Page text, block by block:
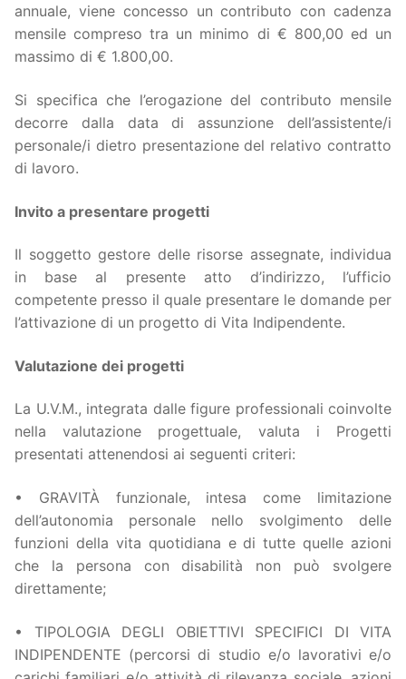
annuale, viene concesso un contributo con cadenza
mensile compreso tra un minimo di € 800,00 ed un
massimo di € 1.800,00.
Si specifica che l’erogazione del contributo mensile
decorre dalla data di assunzione dell’assistente/i
personale/i dietro presentazione del relativo contratto
di lavoro.
Invito a presentare progetti
Il soggetto gestore delle risorse assegnate, individua
in base al presente atto d’indirizzo, l’ufficio
competente presso il quale presentare le domande per
l’attivazione di un progetto di Vita Indipendente.
Valutazione dei progetti
La U.V.M., integrata dalle figure professionali coinvolte
nella valutazione progettuale, valuta i Progetti
presentati attenendosi ai seguenti criteri:
• GRAVITÀ funzionale, intesa come limitazione
dell’autonomia personale nello svolgimento delle
funzioni della vita quotidiana e di tutte quelle azioni
che la persona con disabilità non può svolgere
direttamente;
• TIPOLOGIA DEGLI OBIETTIVI SPECIFICI DI VITA
INDIPENDENTE (percorsi di studio e/o lavorativi e/o